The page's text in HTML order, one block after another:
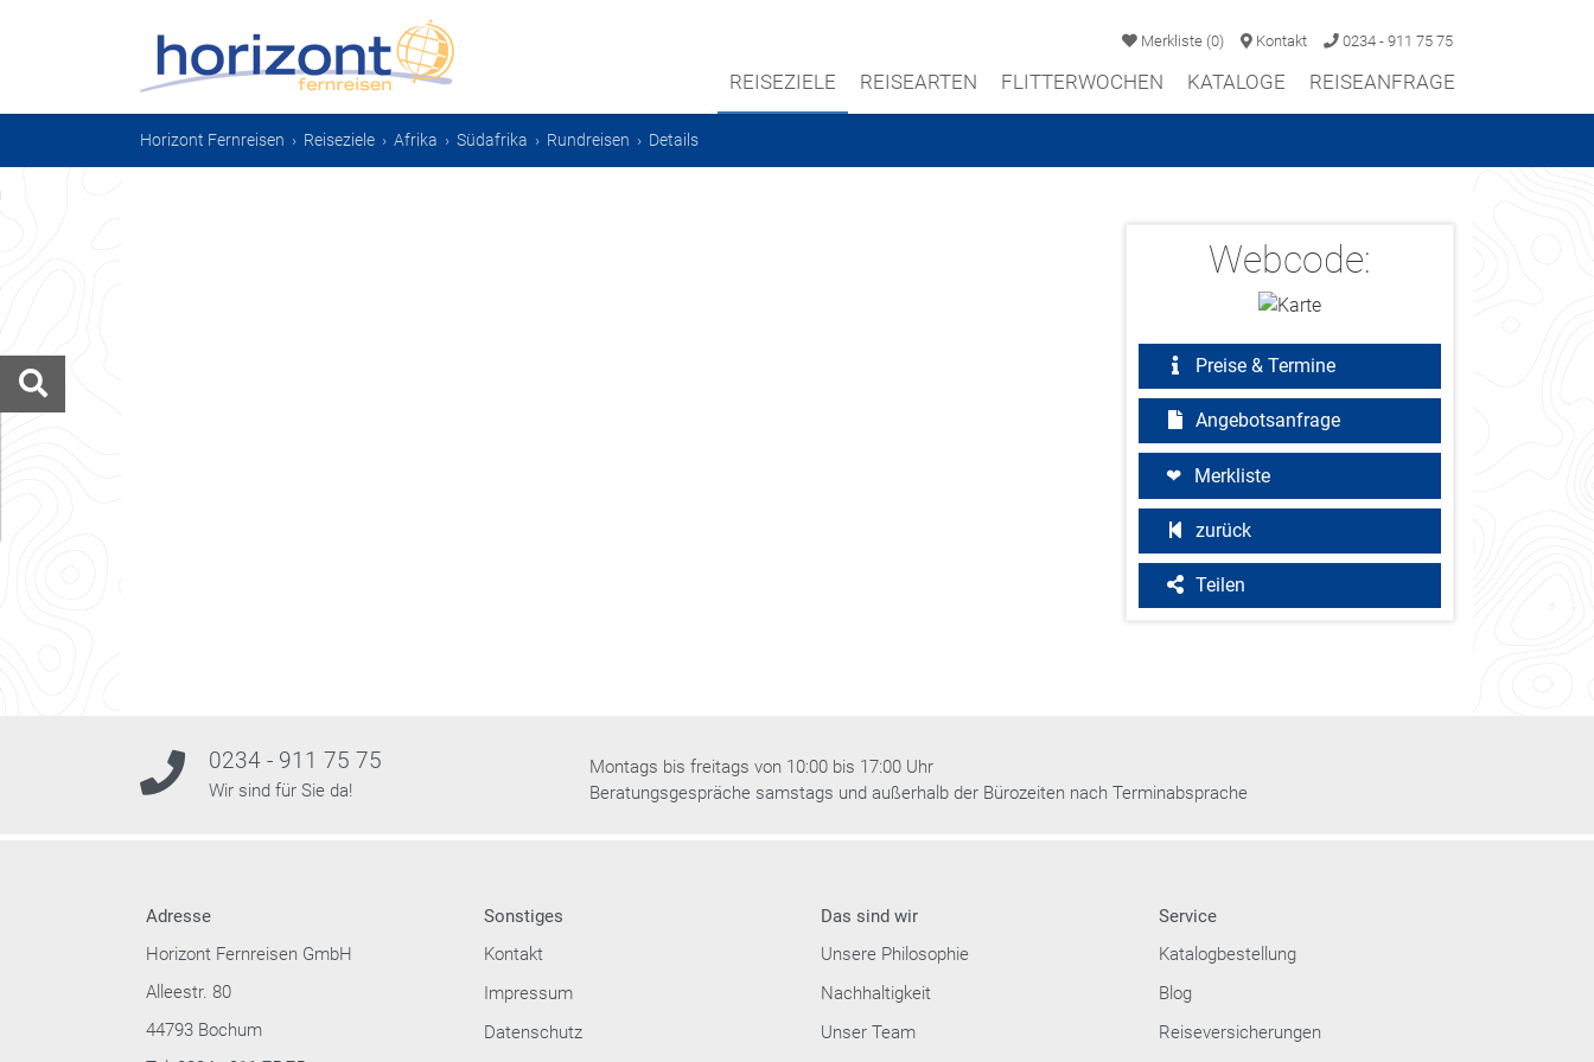
Merkliste (0) Kontakt 0234 - 911 75 75
REISEZIELE REISEARTEN FLITTERWOCHEN KATALOGE REISEANFRAGE
Horizont Fernreisen › Reiseziele › Afrika › Südafrika › Rundreisen › Details
Webcode:
Preise & Termine
Angebotsanfrage
Merkliste
zurück
Teilen
0234 - 911 75 75
Wir sind für Sie da!
Montags bis freitags von 10:00 bis 17:00 Uhr
Beratungsgespräche samstags und außerhalb der Bürozeiten nach Terminabsprache
Adresse
Horizont Fernreisen GmbH
Alleestr. 80
44793 Bochum
Sonstiges
Kontakt
Impressum
Datenschutz
Das sind wir
Unsere Philosophie
Nachhaltigkeit
Unser Team
Service
Katalogbestellung
Blog
Reiseversicherungen